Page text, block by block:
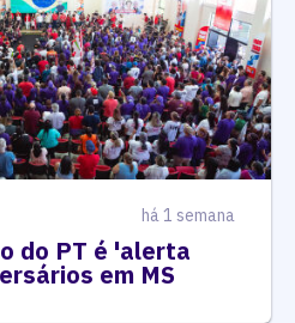
há 1 semana
do PT é 'alerta
em MS